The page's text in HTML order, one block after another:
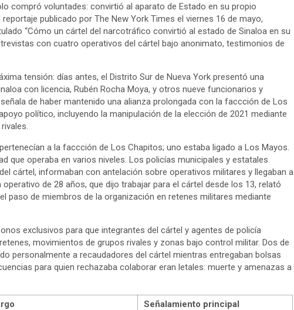
compró voluntades: convirtió al aparato de Estado en su propio
publicado por The New York Times el viernes 16 de mayo,
“Cómo un cártel del narcotráfico convirtió al estado de Sinaloa en su
con cuatro operativos del cártel bajo anonimato, testimonios de
tensión: días antes, el Distrito Sur de Nueva York presentó una
con licencia, Rubén Rocha Moya, y otros nueve funcionarios y
de haber mantenido una alianza prolongada con la faccción de Los
político, incluyendo la manipulación de la elección de 2021 mediante
a la faccción de Los Chapitos; uno estaba ligado a Los Mayos.
que operaba en varios niveles. Los policías municipales y estatales
cártel, informaban con antelación sobre operativos militares y llegaban a
de 28 años, que dijo trabajar para el cártel desde los 13, relató
paso de miembros de la organización en retenes militares mediante
exclusivos para que integrantes del cártel y agentes de policía
movimientos de grupos rivales y zonas bajo control militar. Dos de
personalmente a recaudadores del cártel mientras entregaban bolsas
para quien rechazaba colaborar eran letales: muerte y amenazas a
Señalamiento principal